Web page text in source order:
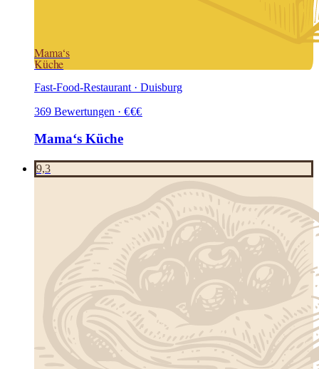
Mama‘s
Küche
Fast-Food-Restaurant · Duisburg
369 Bewertungen · €€€
Mama‘s Küche
9,3